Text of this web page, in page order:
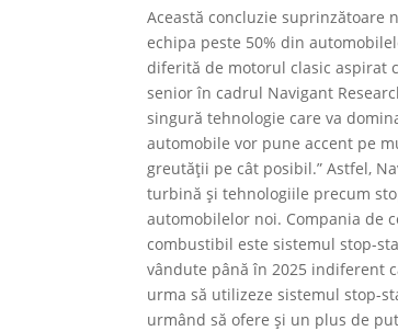
Această concluzie suprinzătoare
echipa peste 50% din
diferită de motorul clasic aspirat
senior în cadrul Navigant
singură tehnologie care va
automobile vor pune accent pe
greutății pe cât posibil.” Astfel,
turbină și tehnologiile precum
automobilelor noi. Compania de
combustibil este sistemul stop-
vândute până în 2025 indiferent
urma să utilizeze sistemul stop-
urmând să ofere și un plus de